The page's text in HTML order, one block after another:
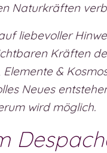
Naturkräften
liebevoller
Kräften
&
Neues
wird möglich.